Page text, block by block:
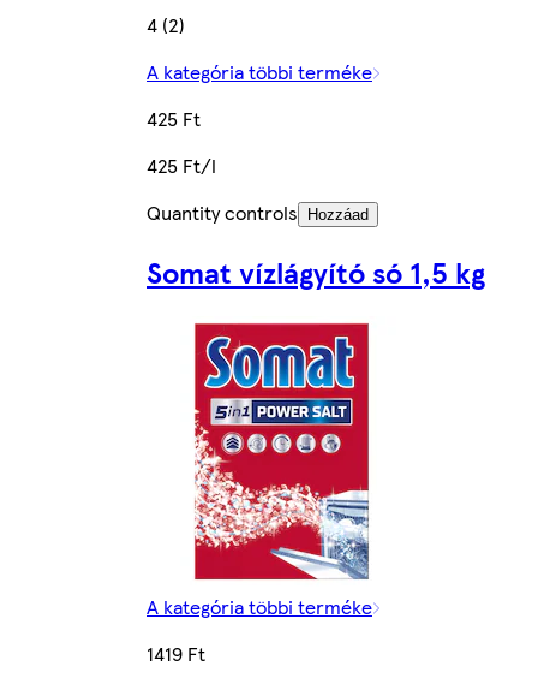
4 (2)
A kategória többi terméke
425 Ft
425 Ft/l
Quantity controls
Hozzáad
Somat vízlágyító só 1,5 kg
A kategória többi terméke
1419 Ft